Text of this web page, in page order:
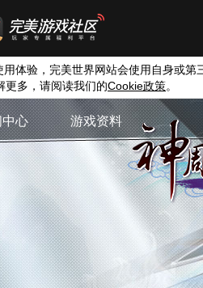
体验，完美世界网站会使用自身或第
更多，请阅读我们的Cookie政策。
心 游戏资料